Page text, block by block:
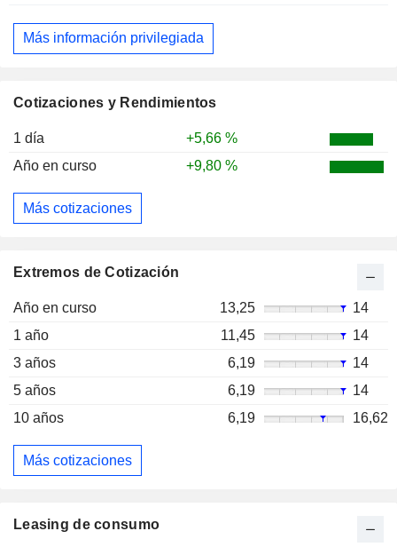
Cotizaciones y Rendimientos
1 día
+5,66 %
Año en curso
+9,80 %
Más cotizaciones
Extremos de Cotización
Año en curso 13,25
14
1 año
11,45
14
3 años
6,19
14
5 años
6,19
14
10 años
6,19 16,62
Más cotizaciones
Más información privilegiada
Leasing de consumo